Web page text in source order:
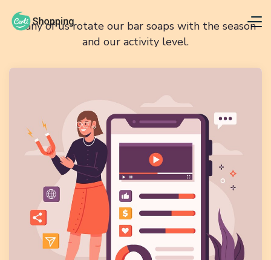
Many of us rotate our bar soaps with the season
and our activity level.